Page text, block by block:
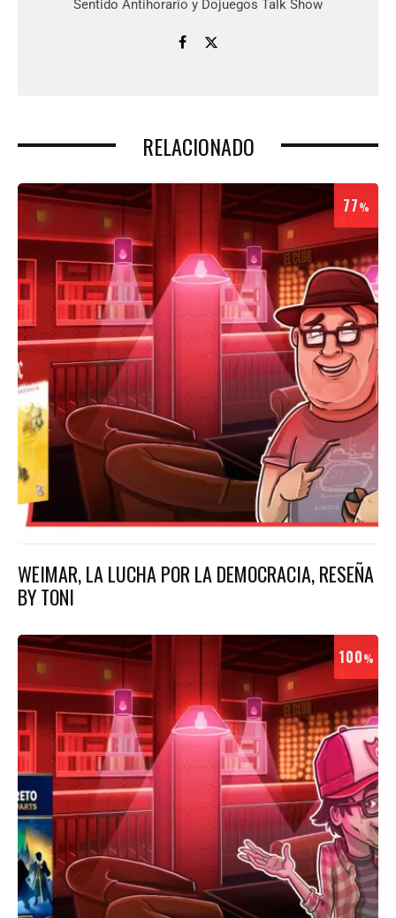
Sentido Antihorario y Dojuegos Talk Show
RELACIONADO
77%
WEIMAR, LA LUCHA POR LA DEMOCRACIA, RESEÑA
BY TONI
100%